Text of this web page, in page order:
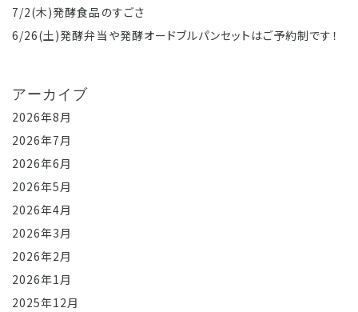
7/2(木)発酵食品のすごさ
6/26(土)発酵弁当や発酵オードブルパンセットはご予約制です！
アーカイブ
2026年8月
2026年7月
2026年6月
2026年5月
2026年4月
2026年3月
2026年2月
2026年1月
2025年12月